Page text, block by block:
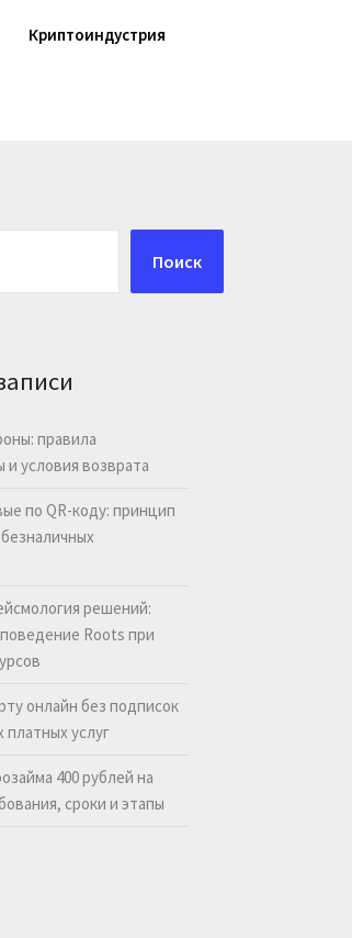
Криптоиндустрия
Поиск
правила
условия возврата
по QR-коду: принцип
решений:
Roots при
онлайн без подписок
услуг
400 рублей на
сроки и этапы